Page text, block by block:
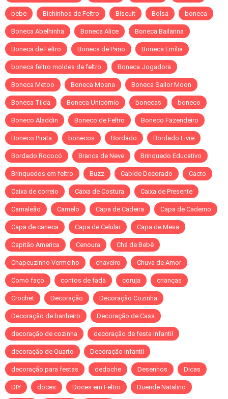
bebe Bichinhos de Feltro Biscuit Bolsa boneca
Boneca Abelhinha Boneca Alice Boneca Bailarina
Boneca de Feltro Boneca de Pano Boneca Emília
boneca feltro moldes de feltro Boneca Jogadora
Boneca Metoo Boneca Moana Boneca Sailor Moon
Boneca Tilda Boneca Unicórnio bonecas boneco
Boneco Aladdin Boneco de Feltro Boneco Fazendeiro
Boneco Pirata bonecos Bordado Bordado Livre
Bordado Rococó Branca de Neve Brinquedo Educativo
Brinquedos em feltro Buzz Cabide Decorado Cacto
Caixa de correio Caixa de Costura Caixa de Presente
Camaleão Camelo Capa de Cadeira Capa de Caderno
Capa de caneca Capa de Celular Capa de Mesa
Capitão America Cenoura Chá de Bebê
Chapeuzinho Vermelho chaveiro Chuva de Amor
Como faço contos de fada coruja crianças
Crochet Decoração Decoração Cozinha
Decoração de banheiro Decoração de Casa
decoração de cozinha decoração de festa infantil
decoração de Quarto Decoração infantil
decoração para festas dedoche Desenhos Dicas
DIY doces Doces em Feltro Duende Natalino